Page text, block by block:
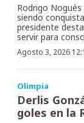
Rodrigo
siendo
presidente
servir para
Agosto 3, 2026
Olimpia
Derlis
goles en la